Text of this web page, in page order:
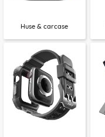
Huse & carcase